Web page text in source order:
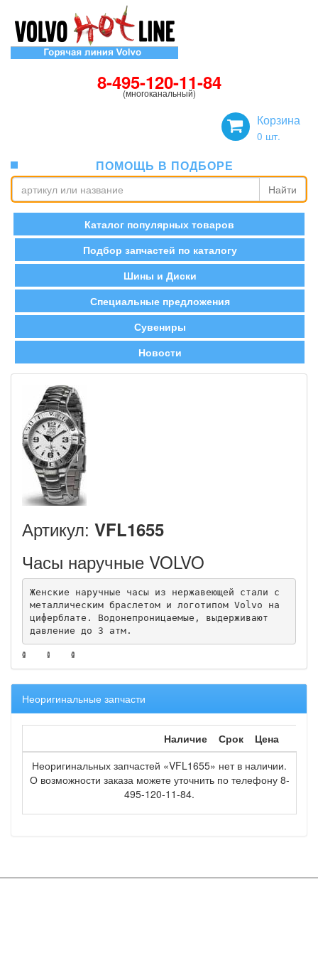
8-495-120-11-84
(многоканальный)
Корзина
0 шт.
ПОМОЩЬ В ПОДБОРЕ
Найти
Каталог популярных товаров
Подбор запчастей по каталогу
Шины и Диски
Специальные предложения
Сувениры
Новости
Артикул: VFL1655
Часы наручные VOLVO
Женские наручные часы из нержавеющей стали с
металлическим браслетом и логотипом Volvo на
циферблате. Водонепроницаемые, выдерживают
давление до 3 атм.
Неоригинальные запчасти
Наличие Срок
Цена
Неоригинальных запчастей «VFL1655» нет в наличии.
О возможности заказа можете уточнить по телефону 8-
495-120-11-84.